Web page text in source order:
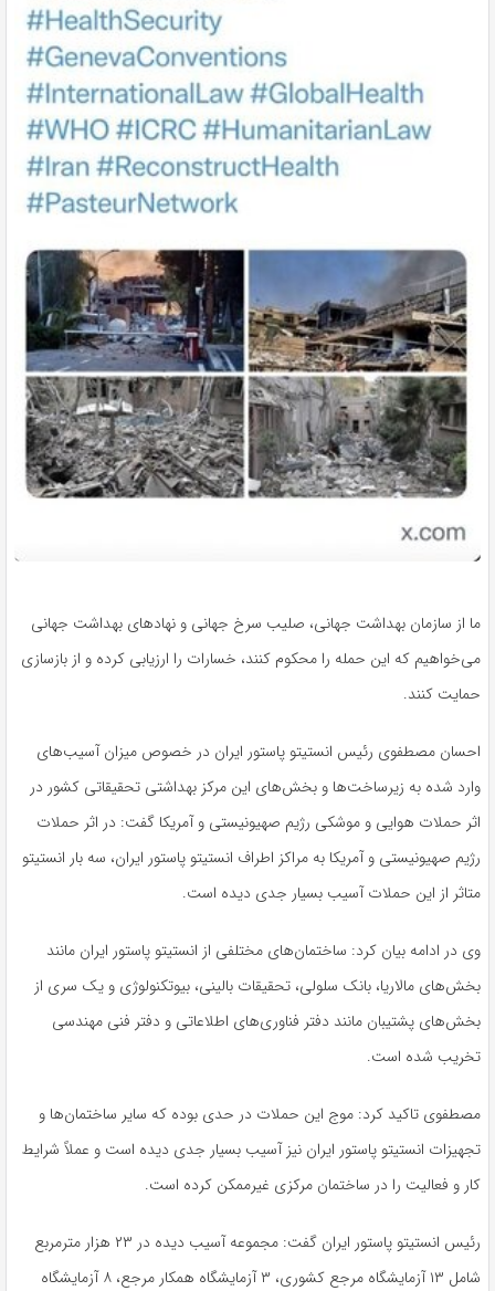
ما از سازمان بهداشت جهانی، صلیب سرخ جهانی و نهادهای بهداشت جهانی
می‌خواهیم که این حمله را محکوم کنند، خسارات را ارزیابی کرده و از بازسازی
حمایت کنند.
احسان مصطفوی رئیس انستیتو پاستور ایران در خصوص میزان آسیب‌های
وارد شده به زیرساخت‌ها و بخش‌های این مرکز بهداشتی تحقیقاتی کشور در
اثر حملات هوایی و موشکی رژیم صهیونیستی و آمریکا گفت: در اثر حملات
رژیم صهیونیستی و آمریکا به مراکز اطراف انستیتو پاستور ایران، سه بار انستیتو
متاثر از این حملات آسیب بسیار جدی دیده است.
وی در ادامه بیان کرد: ساختمان‌های مختلفی از انستیتو پاستور ایران مانند
بخش‌های مالاریا، بانک سلولی، تحقیقات بالینی، بیوتکنولوژی و یک سری از
بخش‌های پشتیبان مانند دفتر فناوری‌های اطلاعاتی و دفتر فنی مهندسی
تخریب شده است.
مصطفوی تاکید کرد: موج این حملات در حدی بوده که سایر ساختمان‌ها و
تجهیزات انستیتو پاستور ایران نیز آسیب بسیار جدی دیده است و عملاً شرایط
کار و فعالیت را در ساختمان مرکزی غیرممکن کرده است.
رئیس انستیتو پاستور ایران گفت: مجموعه آسیب دیده در ۲۳ هزار مترمربع
شامل ۱۳ آزمایشگاه مرجع کشوری، ۳ آزمایشگاه‌ همکار مرجع، ۸ آزمایشگاه